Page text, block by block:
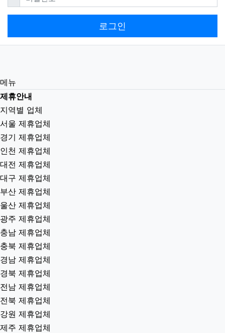
로그인
메뉴
제휴안내
지역별 업체
서울 제휴업체
경기 제휴업체
인천 제휴업체
대전 제휴업체
대구 제휴업체
부산 제휴업체
울산 제휴업체
광주 제휴업체
충남 제휴업체
충북 제휴업체
경남 제휴업체
경북 제휴업체
전남 제휴업체
전북 제휴업체
강원 제휴업체
제주 제휴업체